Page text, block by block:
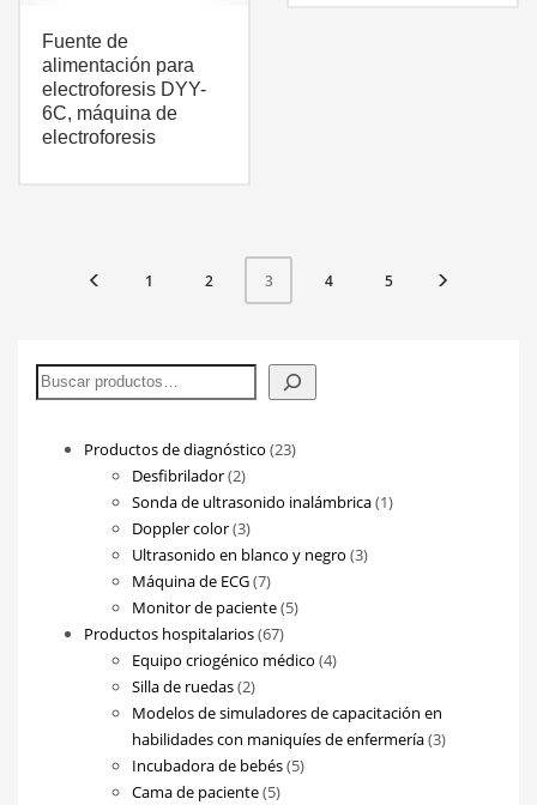
Fuente de
alimentación para
electroforesis DYY-
6C, máquina de
electroforesis
1 2 3 4 5
Buscar
Productos de diagnóstico 2323
Desfibrilador 22
productos
Sonda de ultrasonido inalámbrica 11
Doppler color 33
productos
Ultrasonido en blanco y negro 33
Máquina de ECG 77
productos
Monitor de paciente 55
Productos hospitalarios 6767
productos
Equipo criogénico médico 44
Silla de ruedas 22
productos
Modelos de simuladores de capacitación en
habilidades con maniquíes de enfermería 33
Incubadora de bebés 55
Cama de paciente 55